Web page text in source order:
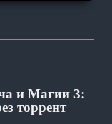
и Магии 3:
торрент